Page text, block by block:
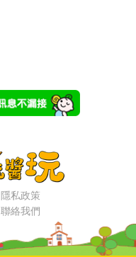
隱私政策
聯絡我們